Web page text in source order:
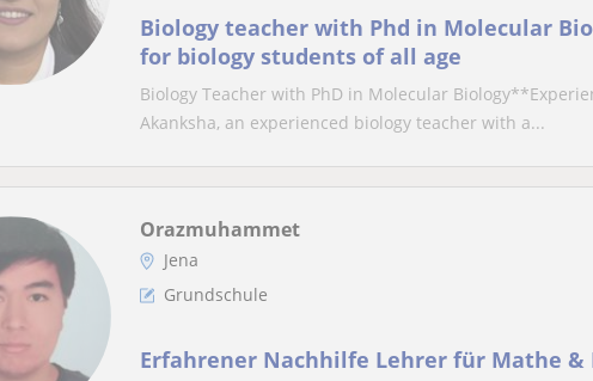
Biology teacher with Phd in Molecular
for biology students of all age
Biology Teacher with PhD in Molecular
Akanksha, an experienced biology teacher with a...
Orazmuhammet
Jena
Grundschule
Erfahrener Nachhilfe Lehrer für Mathe &